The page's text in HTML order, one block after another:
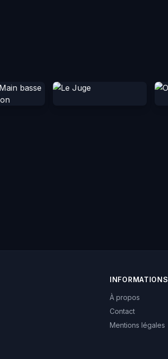
INFORMATIONS
À propos
Contact
Mentions légales